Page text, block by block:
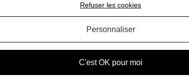
C'est OK pour moi
Refuser les cookies
Personnaliser